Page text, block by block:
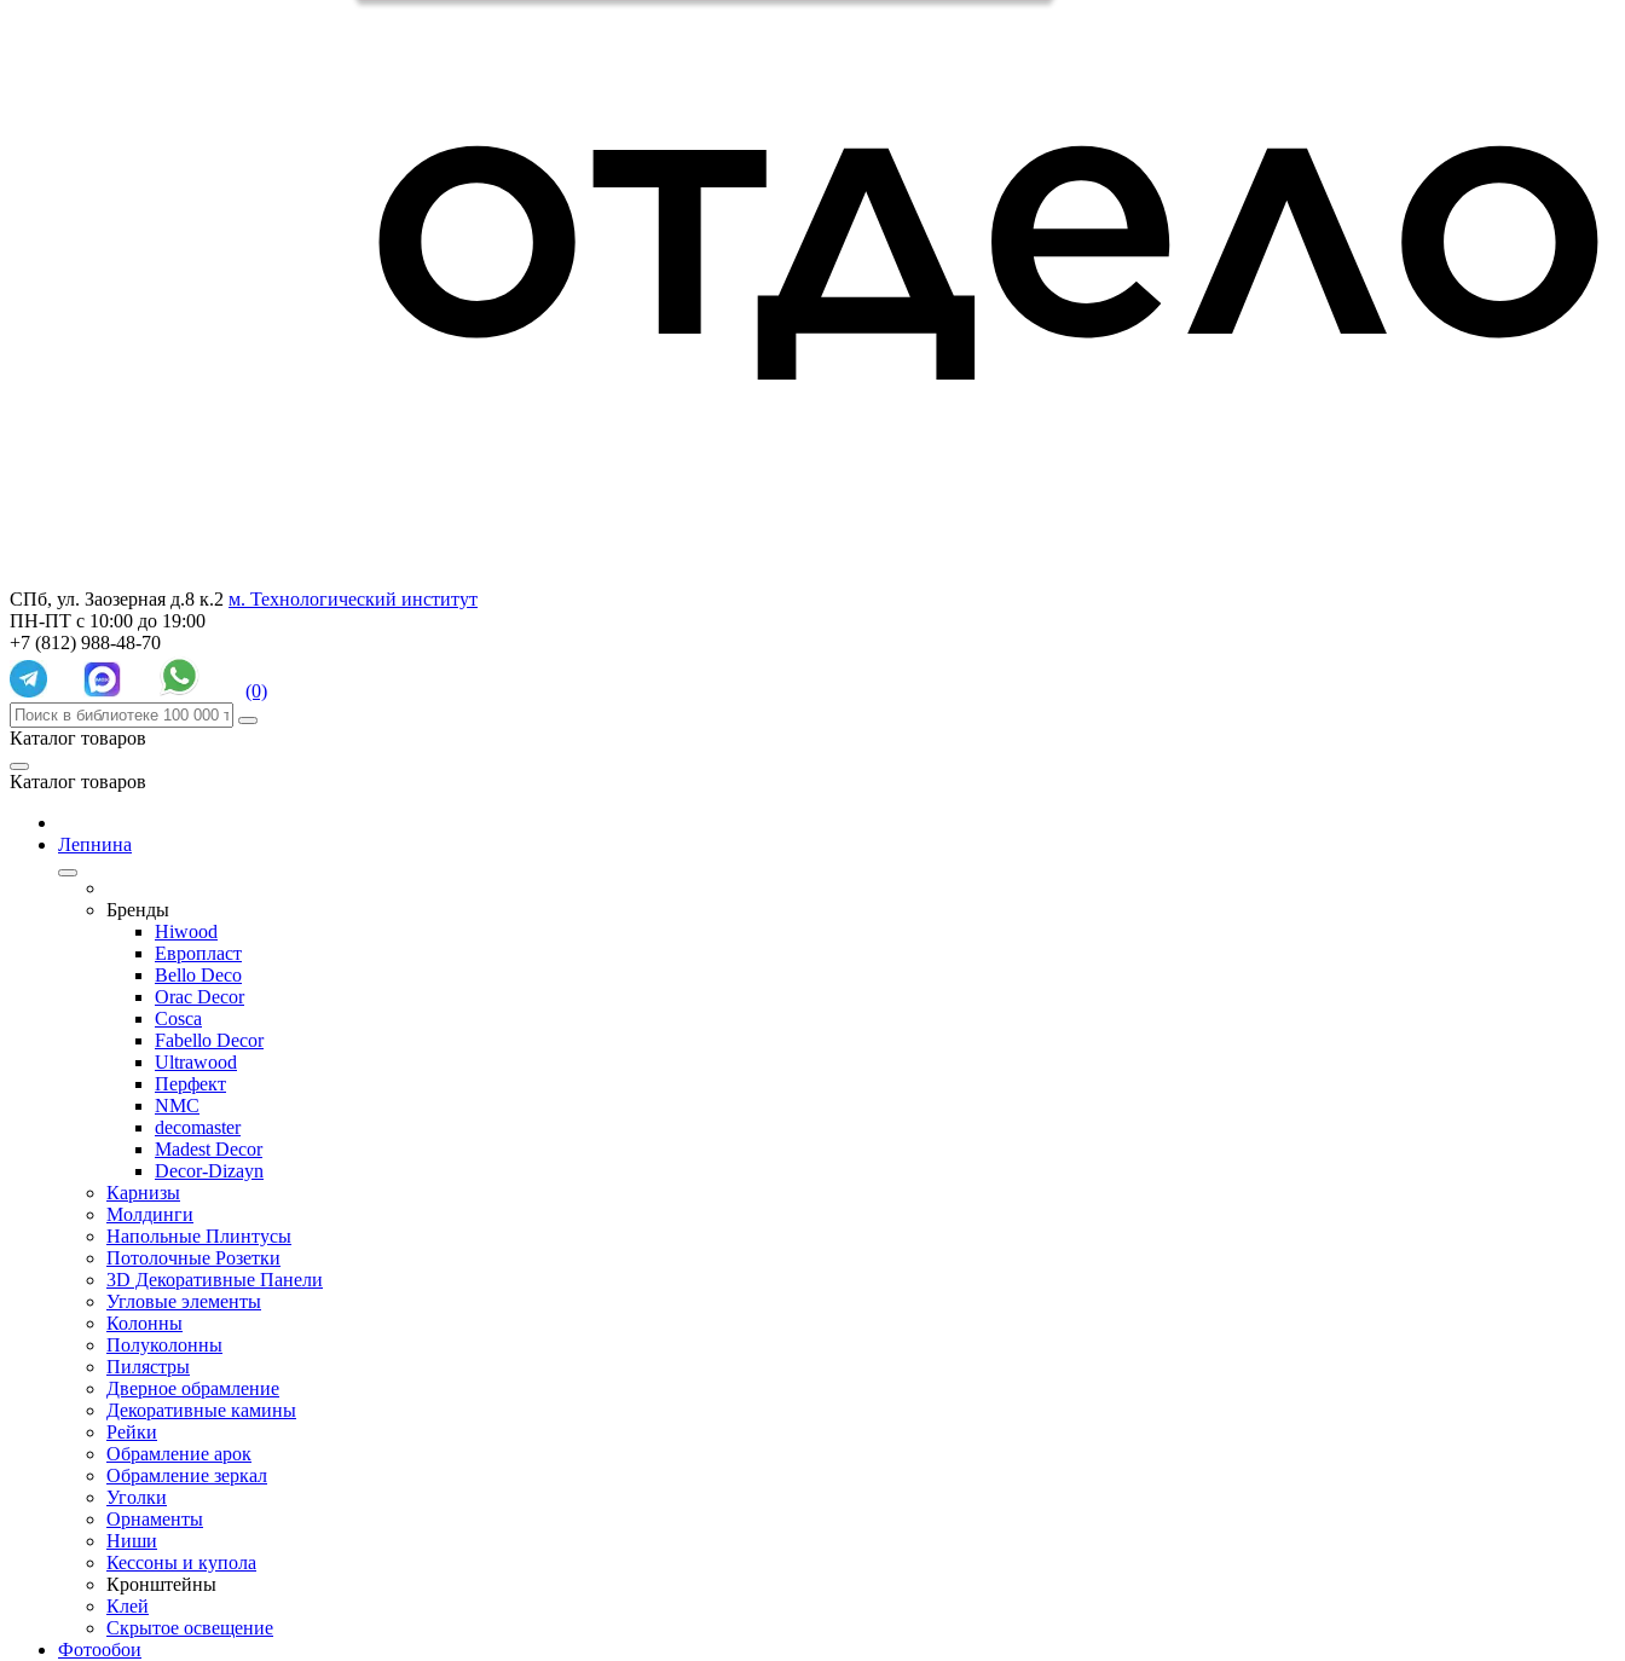
СПб, ул. Заозерная д.8 к.2 м. Технологический институт
ПН-ПТ с 10:00 до 19:00
+7 (812) 988-48-70
(0)
Каталог товаров
Каталог товаров
Лепнина
Бренды
Hiwood
Европласт
Bello Deco
Orac Decor
Cosca
Fabello Decor
Ultrawood
Перфект
NMC
decomaster
Madest Decor
Decor-Dizayn
Карнизы
Молдинги
Напольные Плинтусы
Потолочные Розетки
3D Декоративные Панели
Угловые элементы
Колонны
Полуколонны
Пилястры
Дверное обрамление
Декоративные камины
Рейки
Обрамление арок
Обрамление зеркал
Уголки
Орнаменты
Ниши
Кессоны и купола
Кронштейны
Клей
Скрытое освещение
Фотообои